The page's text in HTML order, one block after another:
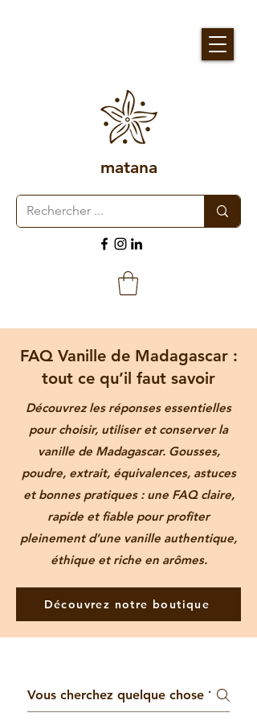
matana
FAQ Vanille de Madagascar :
tout ce qu’il faut savoir
Découvrez les réponses essentielles
pour choisir, utiliser et conserver la
vanille de Madagascar. Gousses,
poudre, extrait, équivalences, astuces
et bonnes pratiques : une FAQ claire,
rapide et fiable pour profiter
pleinement d’une vanille authentique,
éthique et riche en arômes.
Découvrez notre boutique